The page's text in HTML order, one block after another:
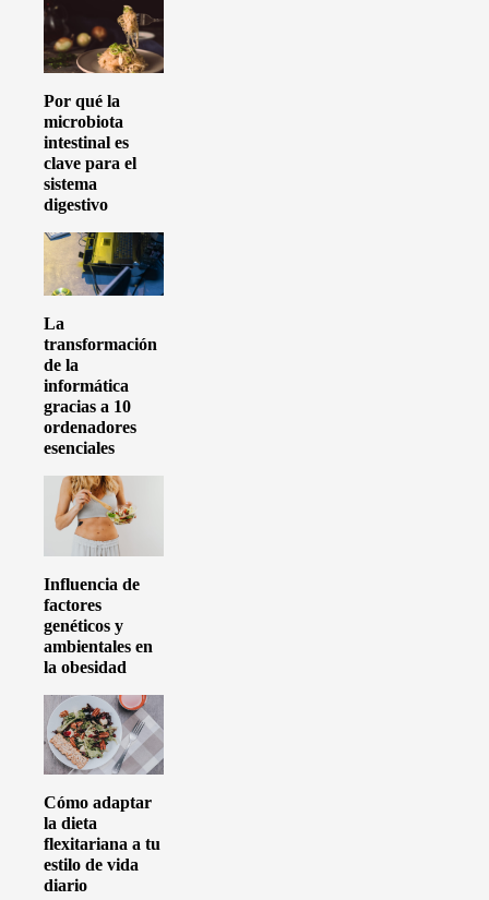
Por qué la
microbiota
intestinal es
clave para el
sistema
digestivo
La
transformación
de la
informática
gracias a 10
ordenadores
esenciales
Influencia de
factores
genéticos y
ambientales en
la obesidad
Cómo adaptar
la dieta
flexitariana a tu
estilo de vida
diario